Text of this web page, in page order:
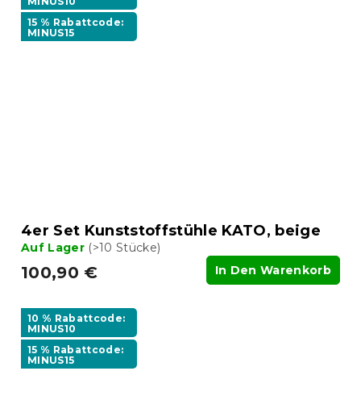
15 % Rabattcode:
MINUS15
4er Set Kunststoffstühle KATO, beige
Auf Lager (>10 Stücke)
100,90 € In Den Warenkorb
10 % Rabattcode:
MINUS10
15 % Rabattcode:
MINUS15